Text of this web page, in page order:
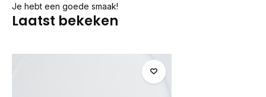
Je hebt een goede smaak!
Laatst bekeken